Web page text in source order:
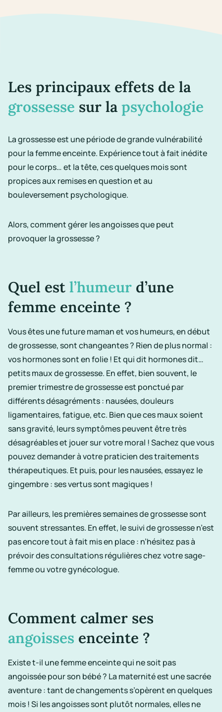
Les principaux effets de la
grossesse sur la psychologie
La grossesse est une période de grande vulnérabilité
pour lafemme enceinte. Expérience tout à fait inédite
pour le corps… et la tête, ces quelques mois sont
propices aux remises en question et au
bouleversement psychologique.
Alors, comment gérer les angoisses que peut
provoquer la grossesse ?
Quel est l’humeur d’une
femme enceinte ?
Vous êtes unefuture mamanet vos humeurs, endébut
de grossesse, sont changeantes ? Rien de plus normal :
voshormonessont en folie ! Et qui dit hormones dit…
petits maux de grossesse. En effet, bien souvent, le
premiertrimestre de grossesseest ponctué par
différents désagréments : nausées, douleurs
ligamentaires, fatigue, etc. Bien que ces maux soient
sans gravité, leurs symptômes peuvent être très
désagréables et jouer sur votre moral ! Sachez que vous
pouvez demander à votrepraticiendes traitements
thérapeutiques. Et puis, pour les nausées, essayez le
gingembre : ses vertus sont magiques !
Par ailleurs, les premièressemaines de grossessesont
souvent stressantes. En effet, lesuivi de grossessen’est
pas encore tout à fait mis en place : n’hésitez pas à
prévoir desconsultationsrégulières chez votresage-
femmeou votregynécologue.
Comment calmer ses
angoisses enceinte ?
Existe t-il une femme enceinte qui ne soit pas
angoissée pour son bébé ? La maternitéest une sacrée
aventure : tant de changements s’opèrent en quelques
mois ! Si les angoisses sont plutôt normales, elles ne